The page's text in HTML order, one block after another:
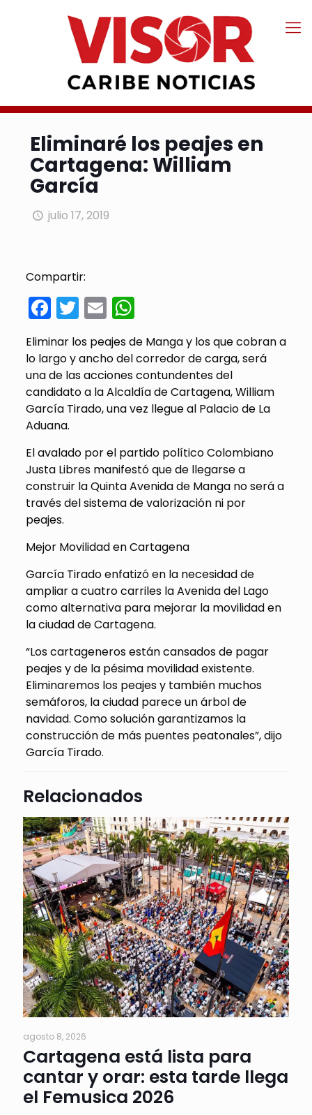
Eliminaré los peajes en
Cartagena: William
García
julio 17, 2019
Compartir:
Facebook
Twitter
EmailWhatsApp
Eliminar los peajes de Manga y los que cobran a
lo largo y ancho del corredor de carga, será
una de las acciones contundentes del
candidato a la Alcaldía de Cartagena, William
García Tirado, una vez llegue al Palacio de La
Aduana.
El avalado por el partido político Colombiano
Justa Libres manifestó que de llegarse a
construir la Quinta Avenida de Manga no será a
través del sistema de valorización ni por
peajes.
Mejor Movilidad en Cartagena
García Tirado enfatizó en la necesidad de
ampliar a cuatro carriles la Avenida del Lago
como alternativa para mejorar la movilidad en
la ciudad de Cartagena.
“Los cartageneros están cansados de pagar
peajes y de la pésima movilidad existente.
Eliminaremos los peajes y también muchos
semáforos, la ciudad parece un árbol de
navidad. Como solución garantizamos la
construcción de más puentes peatonales”, dijo
García Tirado.
Relacionados
agosto 8, 2026
Cartagena está lista para
cantar y orar: esta tarde llega
el Femusica 2026